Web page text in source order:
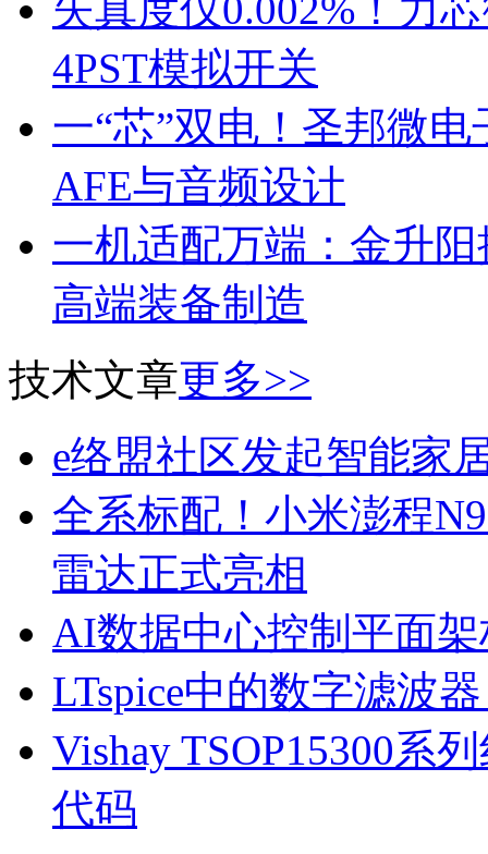
4PST模拟开关
一“芯”双电！圣邦微
AFE与音频设计
一机适配万端：金升
高端装备制造
技术文章更多>>
e络盟社区发起智能家
全系标配！小米澎程
雷达正式亮相
AI数据中心控制平面
LTspice中的数字滤波
Vishay TSOP15300系
代码